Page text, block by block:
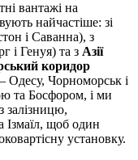
вантажі на
найчастіше: зі
і Саванна), з
і Генуя) та з Азії
коридор
Одесу, Чорноморськ і
та Босфором, і ми
залізницю,
Ізмаїл, щоб один
установку.